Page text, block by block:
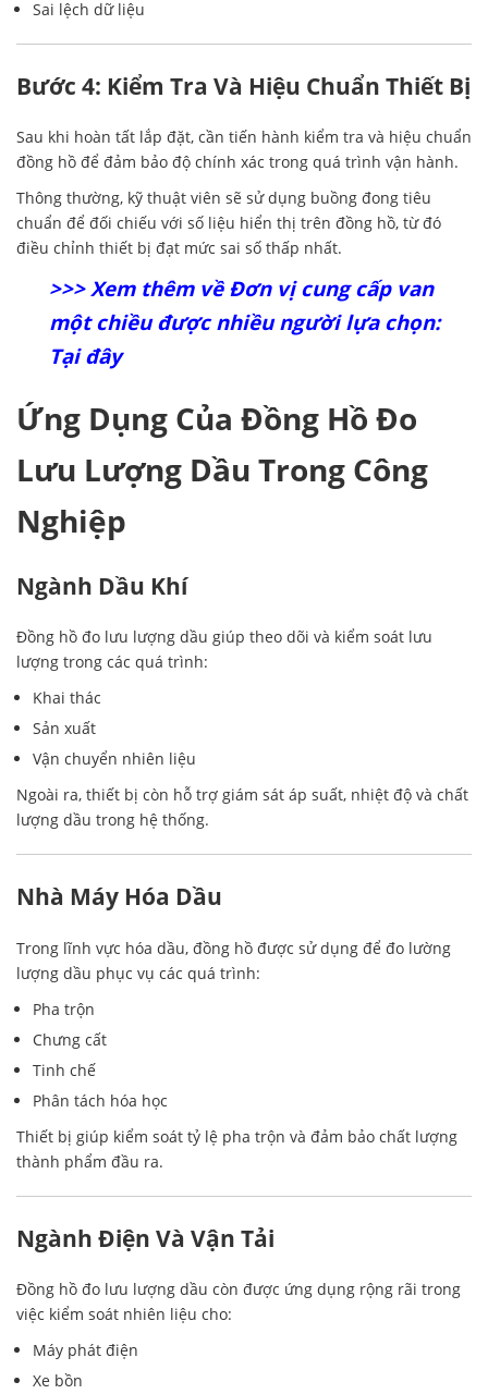
Sai lệch dữ liệu
Bước 4: Kiểm Tra Và Hiệu Chuẩn Thiết Bị
Sau khi hoàn tất lắp đặt, cần tiến hành kiểm tra và hiệu chuẩn
đồng hồ để đảm bảo độ chính xác trong quá trình vận hành.
Thông thường, kỹ thuật viên sẽ sử dụng buồng đong tiêu
chuẩn để đối chiếu với số liệu hiển thị trên đồng hồ, từ đó
điều chỉnh thiết bị đạt mức sai số thấp nhất.
>>> Xem thêm về Đơn vị cung cấp van
một chiều được nhiều người lựa chọn:
Tại đây
Ứng Dụng Của Đồng Hồ Đo
Lưu Lượng Dầu Trong Công
Nghiệp
Ngành Dầu Khí
Đồng hồ đo lưu lượng dầu giúp theo dõi và kiểm soát lưu
lượng trong các quá trình:
Khai thác
Sản xuất
Vận chuyển nhiên liệu
Ngoài ra, thiết bị còn hỗ trợ giám sát áp suất, nhiệt độ và chất
lượng dầu trong hệ thống.
Nhà Máy Hóa Dầu
Trong lĩnh vực hóa dầu, đồng hồ được sử dụng để đo lường
lượng dầu phục vụ các quá trình:
Pha trộn
Chưng cất
Tinh chế
Phân tách hóa học
Thiết bị giúp kiểm soát tỷ lệ pha trộn và đảm bảo chất lượng
thành phẩm đầu ra.
Ngành Điện Và Vận Tải
Đồng hồ đo lưu lượng dầu còn được ứng dụng rộng rãi trong
việc kiểm soát nhiên liệu cho:
Máy phát điện
Xe bồn